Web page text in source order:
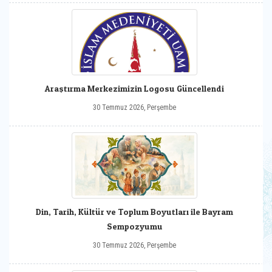
Araştırma Merkezimizin Logosu Güncellendi
30 Temmuz 2026, Perşembe
Din, Tarih, Kültür ve Toplum Boyutları ile Bayram
Sempozyumu
30 Temmuz 2026, Perşembe